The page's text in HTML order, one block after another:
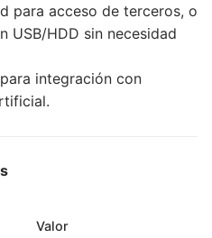
para acceso de terceros, o
USB/HDD sin necesidad
para integración con
Valor